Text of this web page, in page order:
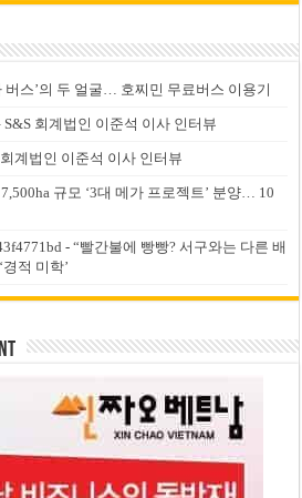
버스’의 두 얼굴… 호찌민 무료버스 이용기
회계법인 이준석 이사 인터뷰
계법인 이준석 이사 인터뷰
규모 ‘3대 메가 프로젝트’ 분양… 10
-“빨간불에 빵빵? 서구와는 다른 배
적 미학’